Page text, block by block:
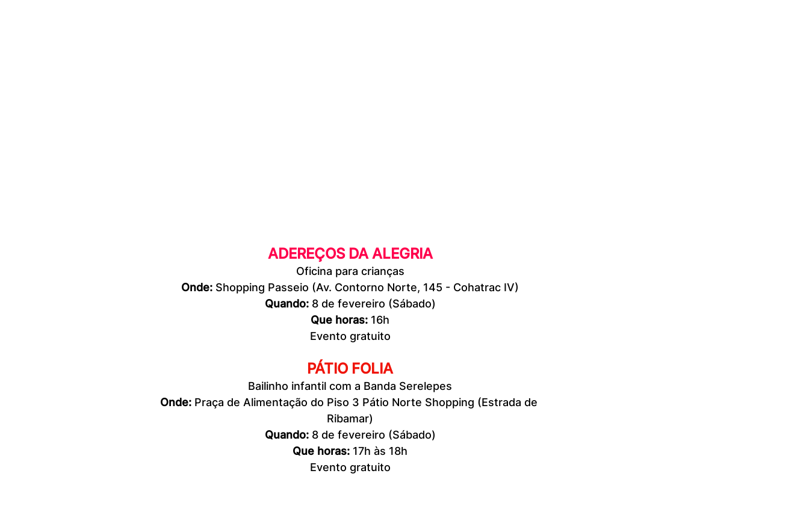
ADEREÇOS DA ALEGRIA
Oficina para crianças
Onde: Shopping Passeio (Av. Contorno Norte, 145 - Cohatrac IV)
Quando: 8 de fevereiro (Sábado)
Que horas: 16h
Evento gratuito
PÁTIO FOLIA
Bailinho infantil com a Banda Serelepes
Onde: Praça de Alimentação do Piso 3 Pátio Norte Shopping (Estrada de
Ribamar)
Quando: 8 de fevereiro (Sábado)
Que horas: 17h às 18h
Evento gratuito